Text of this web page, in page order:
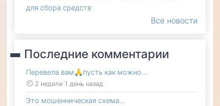
для сбора средств
Все новости
Последние комментарии
Перевела вам🙏пусть как можно…
2 недели 1 день назад
Это мошенническая схема…